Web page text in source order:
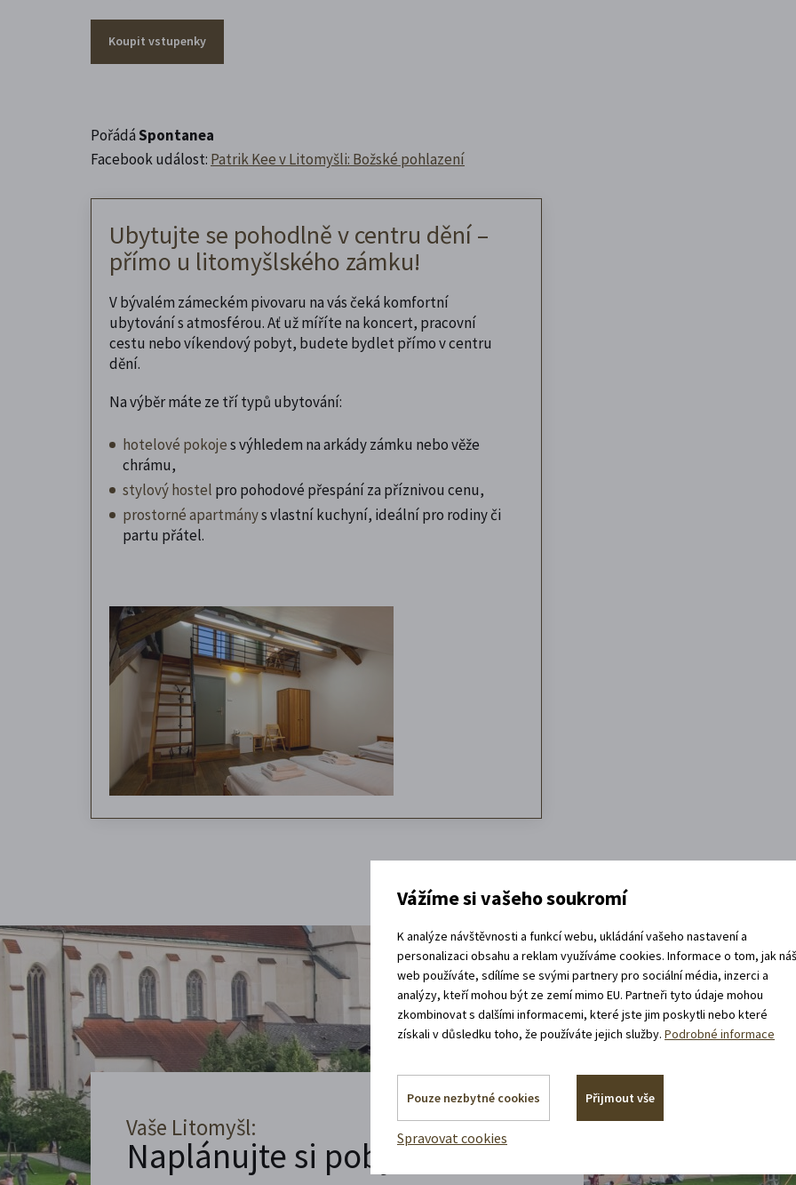
Koupit vstupenky
PořádáSpontanea
Facebook událost: Patrik Kee v Litomyšli: Božské pohlazení
Ubytujte se pohodlně v centru dění –
přímo u litomyšlského zámku!
V bývalém zámeckém pivovaru na vás čeká komfortní
ubytování s atmosférou. Ať už míříte na koncert, pracovní
cestu nebo víkendový pobyt, budete bydlet přímo v centru
dění.
Na výběr máte ze tří typů ubytování:
hotelové pokojes výhledem na arkády zámku nebo věže
chrámu,
stylový hostel pro pohodové přespání za příznivou cenu,
prostorné apartmánys vlastní kuchyní, ideální pro rodiny či
partu přátel.
Vaše Litomyšl:
Naplánujte si pobyt
Vážíme si vašeho soukromí
K analýze návštěvnosti a funkcí webu, ukládání vašeho nastavení a
personalizaci obsahu a reklam využíváme cookies. Informace o tom, jak
web používáte, sdílíme se svými partnery pro sociální média, inzerci a
analýzy, kteří mohou být ze zemí mimo EU. Partneři tyto údaje mohou
zkombinovat s dalšími informacemi, které jste jim poskytli nebo které
získali v důsledku toho, že používáte jejich služby.Podrobné informace
Pouze nezbytné cookies Přijmout vše
Spravovat cookies